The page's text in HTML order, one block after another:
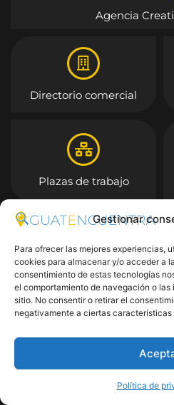
Gestionar
Para ofrecer las mejores experiencias,
cookies para almacenar y/o acceder a
consentimiento de estas tecnologías
el comportamiento de navegación o
sitio. No consentir o retirar el
negativamente a ciertas
Política de
Agencia
Directorio comercial
Plazas de trabajo